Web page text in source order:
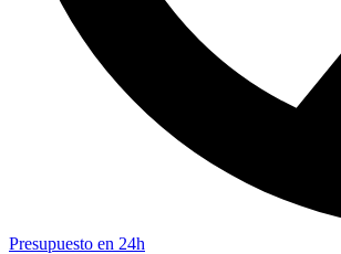
Presupuesto en 24h